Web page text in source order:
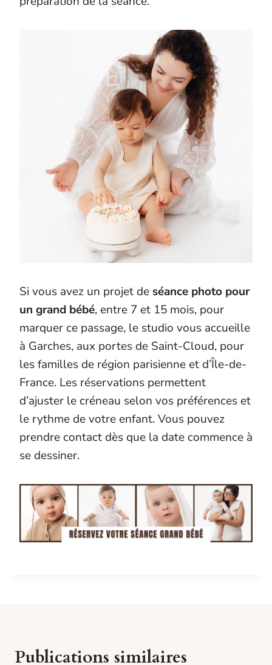
Si vous avez un projet de séance photo pour
un grand bébé, entre 7 et 15 mois, pour
marquer ce passage, le studio vous accueille
à Garches, aux portes de Saint-Cloud, pour
les familles de région parisienne et d’Île-de-
France. Les réservations permettent
d’ajuster le créneau selon vos préférences et
le rythme de votre enfant. Vous pouvez
prendre contact dès que la date commence à
se dessiner.
Publications similaires